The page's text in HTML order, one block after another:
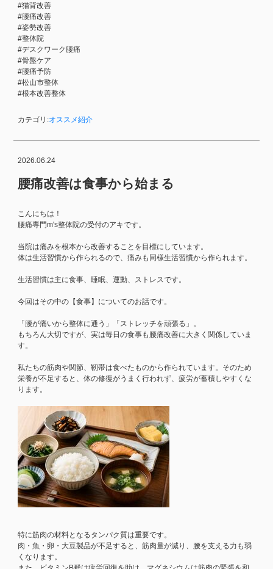
#猫背改善
#腰痛改善
#姿勢改善
#整体院
#デスクワーク腰痛
#骨盤ケア
#腰痛予防
#松山市整体
#根本改善整体
カテゴリ:オススメ紹介
2026.06.24
腰痛改善は食事から始まる
こんにちは！
腰痛専門m's整体院の受付のアキです。
当院は痛みを根本から改善することを目標にしています。
体は生活習慣から作られるので、痛みも同様生活習慣から作られます。
生活習慣は主に食事、睡眠、運動、ストレスです。
今回はその中の【食事】についてのお話です。
「腰が痛いから整体に通う」「ストレッチを頑張る」。
もちろん大切ですが、実は毎日の食事も腰痛改善に大きく関係していま
す。
私たちの筋肉や関節、靭帯は食べたものから作られています。そのため
栄養が不足すると、体の修復がうまく行われず、疲労が蓄積しやすくな
ります。
特に筋肉の材料となるタンパク質は重要です。
肉・魚・卵・大豆製品が不足すると、筋肉量が減り、腰を支える力も弱
くなります。